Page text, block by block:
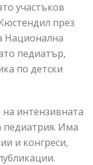
участъков
през
Национална
педиатър,
по детски
на интензивната
педиатрия. Има
и конгреси,